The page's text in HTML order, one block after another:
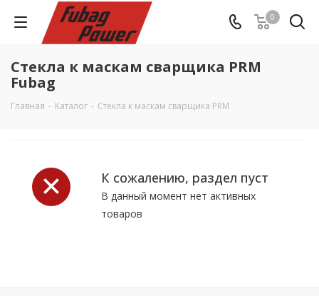
0
Стекла к маскам сварщика PRM
Fubag
Главная - Каталог - Стекла к маскам сварщика PRM
К сожалению, раздел пуст
В данный момент нет активных
товаров